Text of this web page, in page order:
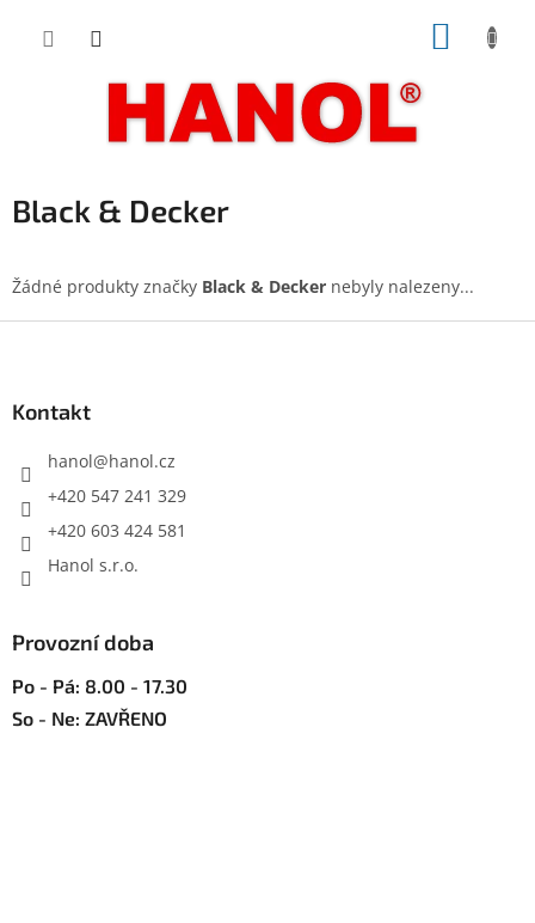
Black & Decker
Žádné produkty značky Black & Decker nebyly nalezeny...
Kontakt
hanol@hanol.cz
+420 547 241 329
+420 603 424 581
Hanol s.r.o.
Provozní doba
Po - Pá: 8.00 - 17.30
So - Ne: ZAVŘENO